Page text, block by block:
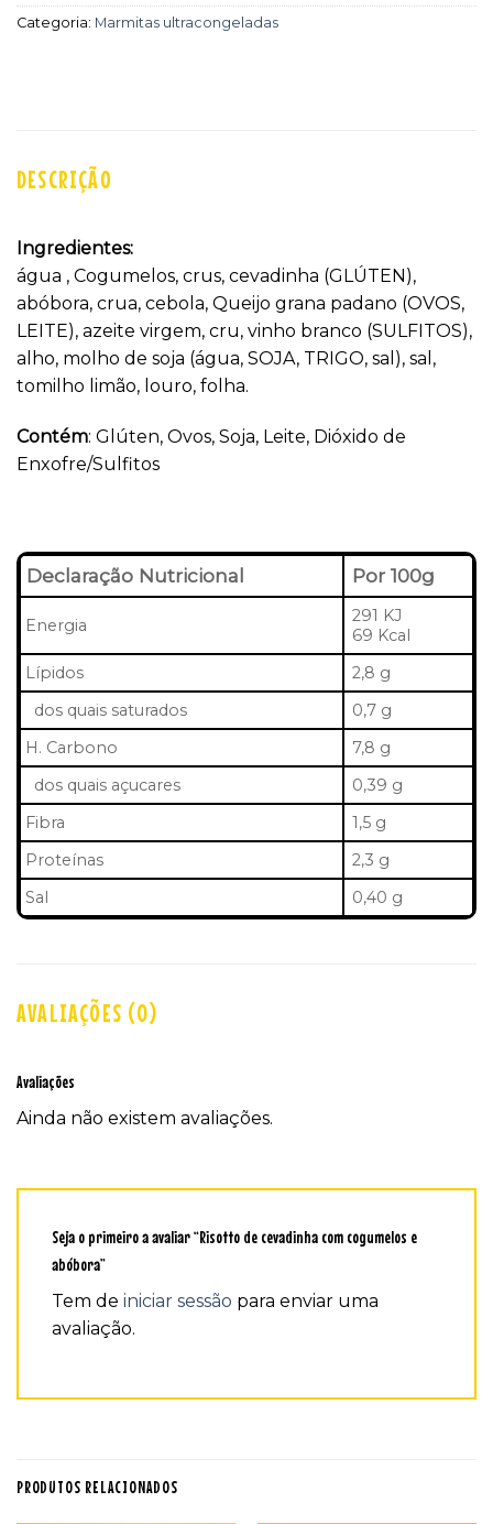
Categoria: Marmitas ultracongeladas
DESCRIÇÃO
Ingredientes:
água , Cogumelos, crus, cevadinha (GLÚTEN),
abóbora, crua, cebola, Queijo grana padano (OVOS,
LEITE), azeite virgem, cru, vinho branco (SULFITOS),
alho, molho de soja (água, SOJA, TRIGO, sal), sal,
tomilho limão, louro, folha.
Contém: Glúten, Ovos, Soja, Leite, Dióxido de
Enxofre/Sulfitos
Declaração Nutricional Por 100g
Energia
291 KJ
69 Kcal
Lípidos
2,8 g
dos quais saturados
0,7 g
H. Carbono
7,8 g
dos quais açucares
0,39 g
Fibra
1,5 g
Proteínas
2,3 g
Sal
0,40 g
AVALIAÇÕES (0)
Avaliações
Ainda não existem avaliações.
Seja o primeiro a avaliar “Risotto de cevadinha com cogumelos e
abóbora”
Tem de iniciar sessão para enviar uma
avaliação.
PRODUTOS RELACIONADOS